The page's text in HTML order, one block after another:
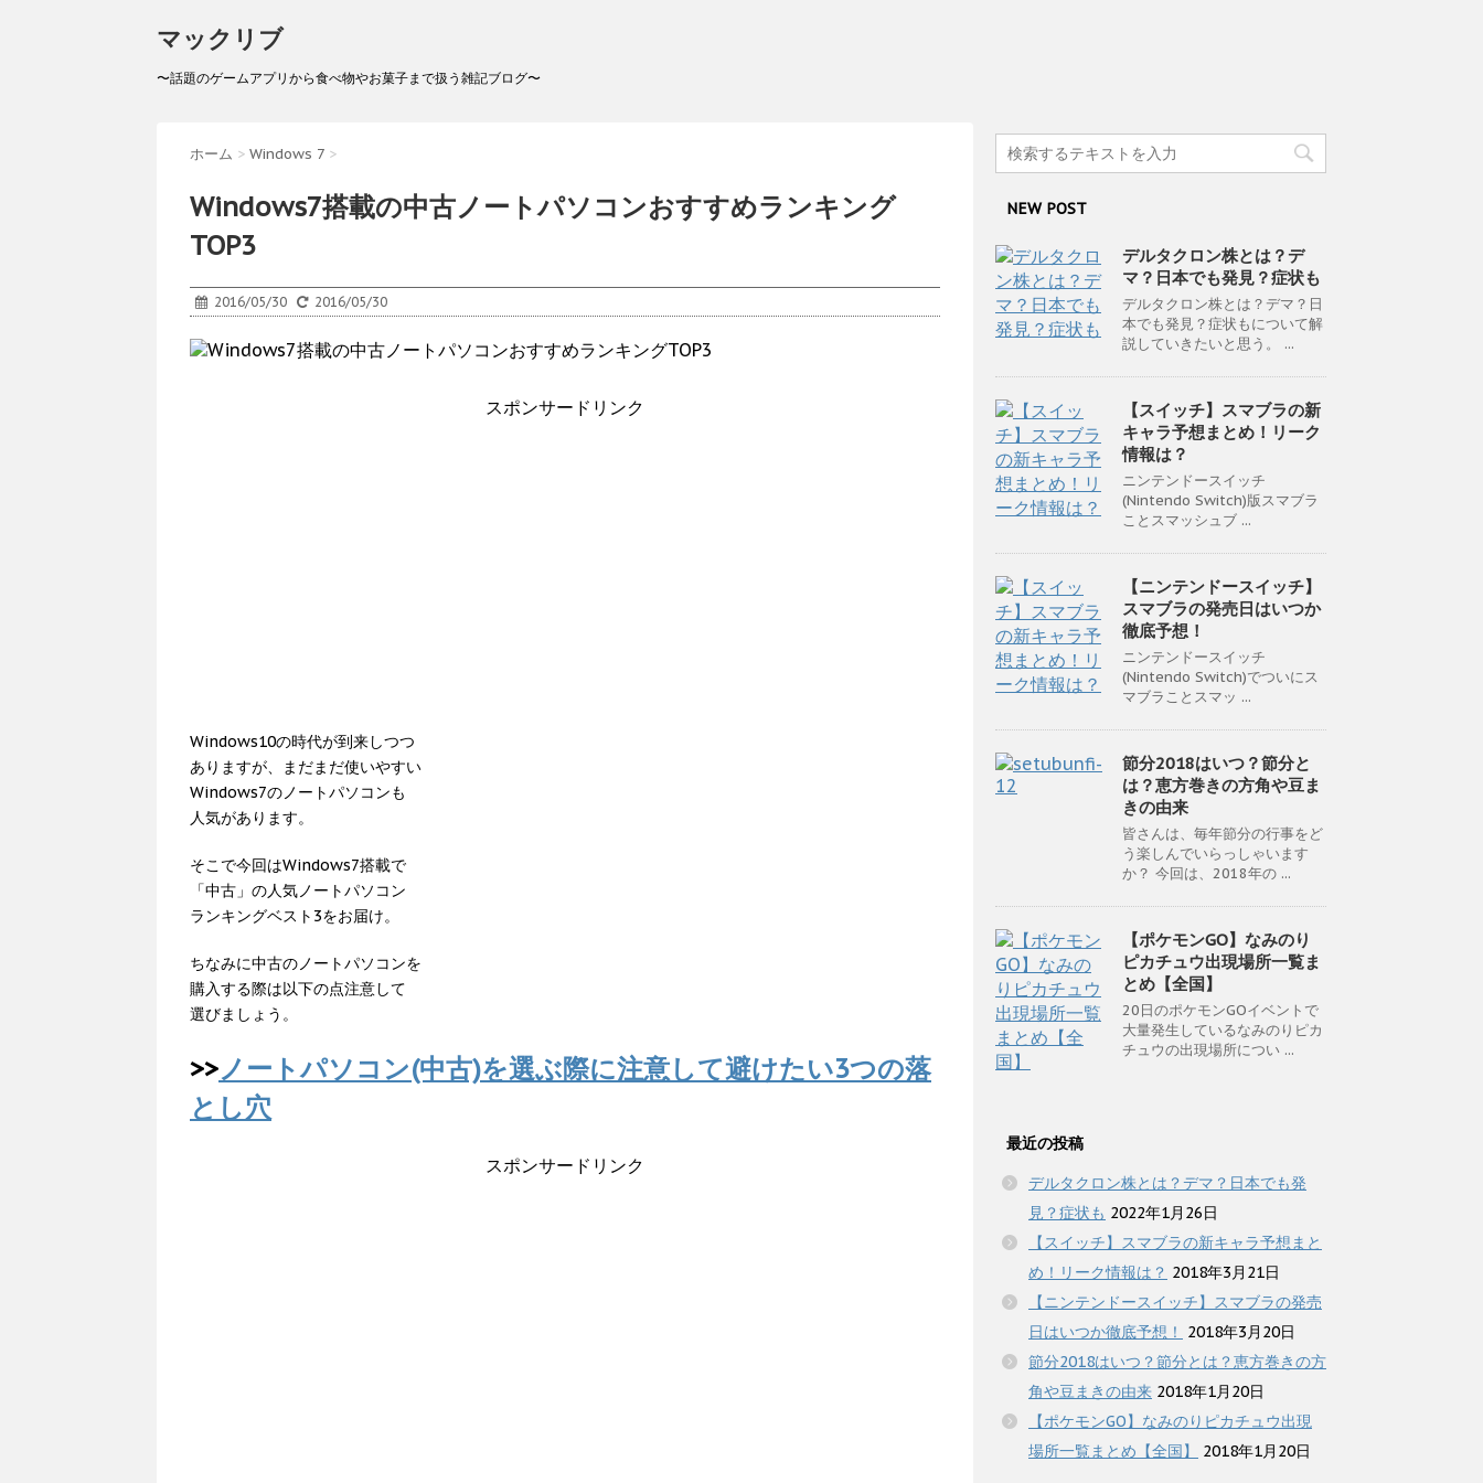
マックリブ
〜話題のゲームアプリから食べ物やお菓子まで扱う雑記ブログ〜
ホーム > Windows 7 >
Windows7搭載の中古ノートパソコンおすすめランキング
TOP3
2016/05/30 2016/05/30
スポンサードリンク
Windows10の時代が到来しつつ
ありますが、まだまだ使いやすい
Windows7のノートパソコンも
人気があります。
そこで今回はWindows7搭載で
「中古」の人気ノートパソコン
ランキングベスト3をお届け。
ちなみに中古のノートパソコンを
購入する際は以下の点注意して
選びましょう。
>>ノートパソコン(中古)を選ぶ際に注意して避けたい3つの落
とし穴
スポンサードリンク
NEW POST
デルタクロン株とは？デ
マ？日本でも発見？症状も
デルタクロン株とは？デマ？日
本でも発見？症状もについて解
説していきたいと思う。 ...
【スイッチ】スマブラの新
キャラ予想まとめ！リーク
情報は？
ニンテンドースイッチ
(Nintendo Switch)版スマブラ
ことスマッシュブ ...
【ニンテンドースイッチ】
スマブラの発売日はいつか
徹底予想！
ニンテンドースイッチ
(Nintendo Switch)でついにス
マブラことスマッ ...
節分2018はいつ？節分と
は？恵方巻きの方角や豆ま
きの由来
皆さんは、毎年節分の行事をど
う楽しんでいらっしゃいます
か？ 今回は、2018年の ...
【ポケモンGO】なみのり
ピカチュウ出現場所一覧ま
とめ【全国】
20日のポケモンGOイベントで
大量発生しているなみのりピカ
チュウの出現場所につい ...
最近の投稿
デルタクロン株とは？デマ？日本でも発
見？症状も 2022年1月26日
【スイッチ】スマブラの新キャラ予想まと
め！リーク情報は？ 2018年3月21日
【ニンテンドースイッチ】スマブラの発売
日はいつか徹底予想！
2018年3月20日
節分2018はいつ？節分とは？恵方巻きの方
角や豆まきの由来 2018年1月20日
【ポケモンGO】なみのりピカチュウ出現
場所一覧まとめ【全国】
2018年1月20日